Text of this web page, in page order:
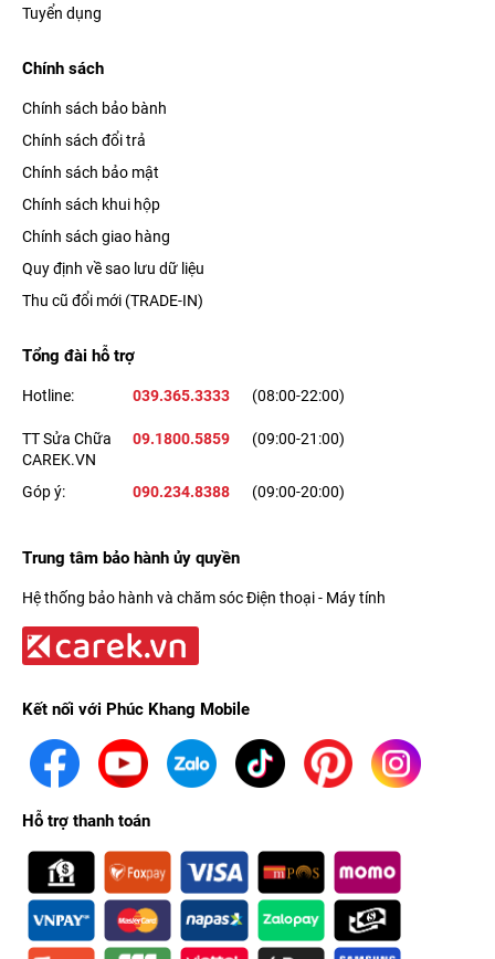
Tuyển dụng
Chính sách
Chính sách bảo bành
Chính sách đổi trả
Chính sách bảo mật
Chính sách khui hộp
Chính sách giao hàng
Quy định về sao lưu dữ liệu
Thu cũ đổi mới (TRADE-IN)
Tổng đài hỗ trợ
Hotline: 039.365.3333 (08:00-22:00)
TT Sửa Chữa
CAREK.VN
09.1800.5859 (09:00-21:00)
Góp ý: 090.234.8388 (09:00-20:00)
Trung tâm bảo hành ủy quyền
Hệ thống bảo hành và chăm sóc Điện thoại - Máy tính
Kết nối với Phúc Khang Mobile
Hỗ trợ thanh toán